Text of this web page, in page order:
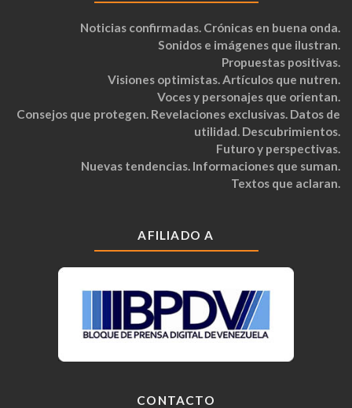
Noticias confirmadas. Crónicas en buena onda.
Sonidos e imágenes que ilustran.
Propuestas positivas.
Visiones optimistas. Artículos que nutren.
Voces y personajes que orientan.
Consejos que protegen. Revelaciones exclusivas. Datos de
utilidad. Descubrimientos.
Futuro y perspectivas.
Nuevas tendencias. Informaciones que suman.
Textos que aclaran.
AFILIADO A
CONTACTO